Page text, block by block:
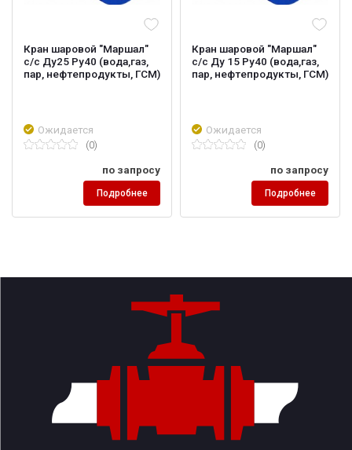
Кран шаровой "Маршал"
с/с Ду25 Ру40 (вода,газ,
пар, нефтепродукты, ГСМ)
Ожидается
(0)
по запросу
Подробнее
Кран шаровой "Маршал"
с/с Ду 15 Ру40 (вода,газ,
пар, нефтепродукты, ГСМ)
Ожидается
(0)
по запросу
Подробнее